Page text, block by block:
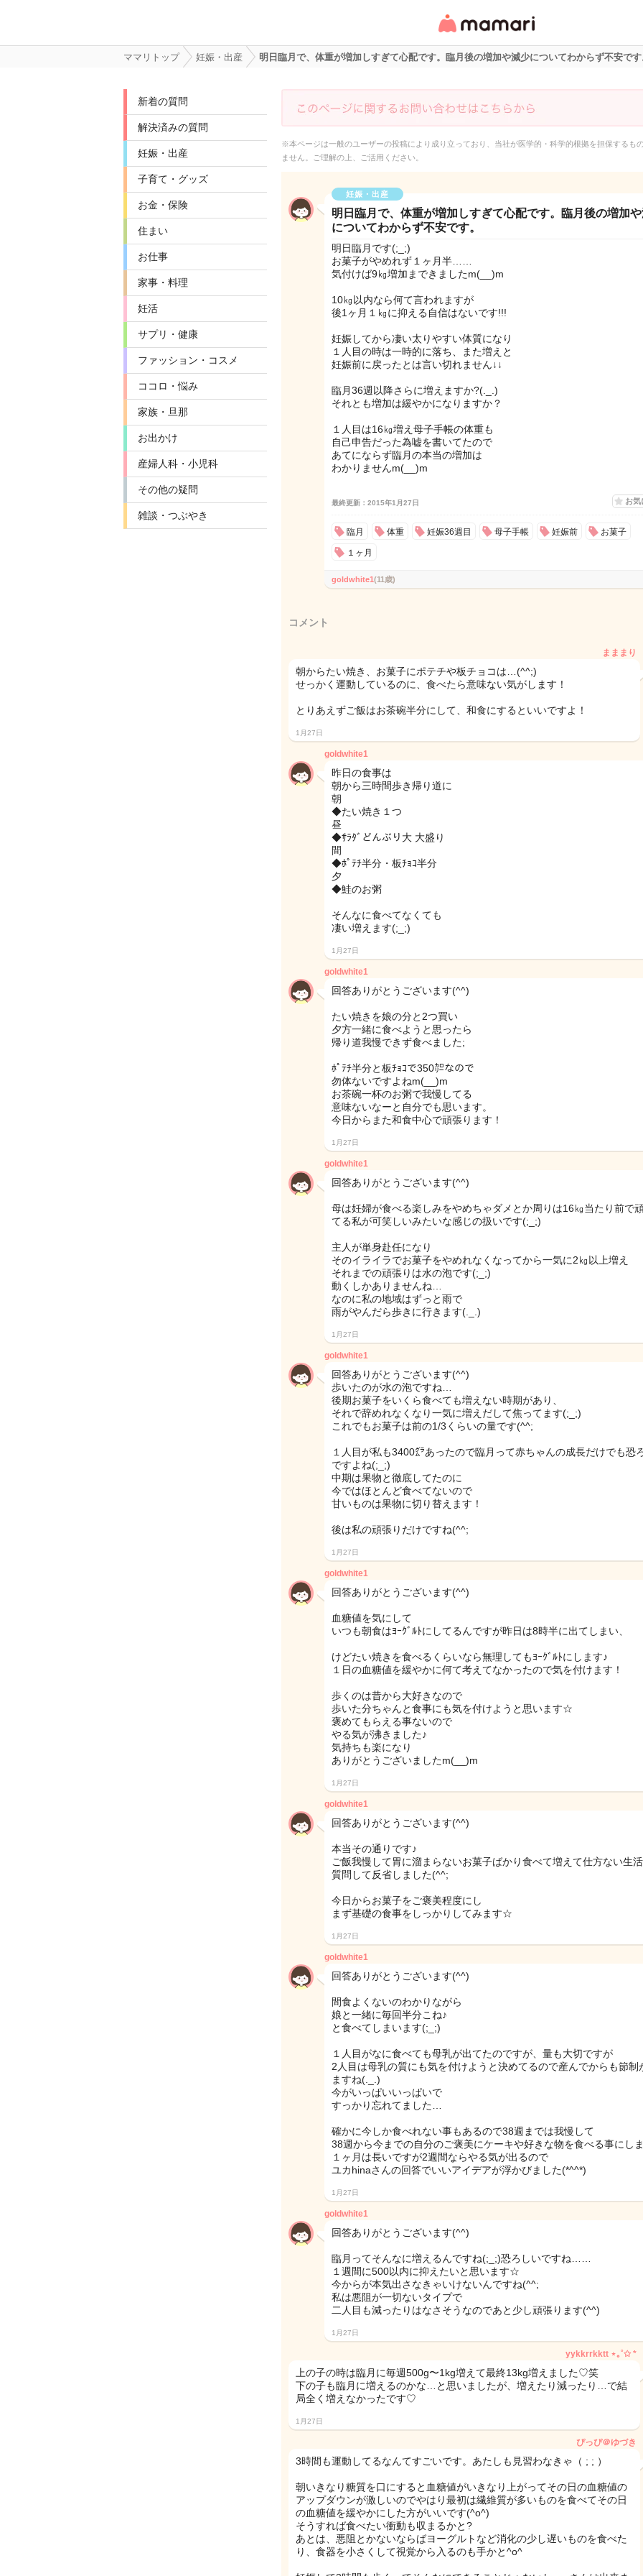
リ・情報サイト
ママリトップ 妊娠・出産 明日臨月で、体重が増加しすぎて心配です。臨月後の増加や減少についてわからず不安で
新着の質問
解決済みの質問
妊娠・出産
子育て・グッズ
お金・保険
住まい
お仕事
家事・料理
妊活
サプリ・健康
ファッション・コスメ
ココロ・悩み
家族・旦那
お出かけ
産婦人科・小児科
その他の疑問
雑談・つぶやき
※本ページは一般のユーザーの投稿により成り立っており、当社が医学的・科学的根拠を担保するも
ません。ご理解の上、ご活用ください。
妊娠・出産
明日臨月で、体重が増加しすぎて心配です。臨月後の増加
についてわからず不安です。
明日臨月です(;_;)
お菓子がやめれず１ヶ月半……
気付けば9㎏増加まできましたm(__)m
10㎏以内なら何て言われますが
後1ヶ月１㎏に抑える自信はないです!!!
妊娠してから凄い太りやすい体質になり
１人目の時は一時的に落ち、また増えと
妊娠前に戻ったとは言い切れません↓↓
臨月36週以降さらに増えますか?(._.)
それとも増加は緩やかになりますか？
１人目は16㎏増え母子手帳の体重も
自己申告だった為嘘を書いてたので
あてにならず臨月の本当の増加は
わかりませんm(__)m
最終更新：2015年1月27日 お気
臨月 体重 妊娠36週目 母子手帳 妊娠前 お菓子
１ヶ月
goldwhite1(11歳)
コメント
まままり
朝からたい焼き、お菓子にポテチや板チョコは…(^^;)
せっかく運動しているのに、食べたら意味ない気がします！
とりあえずご飯はお茶碗半分にして、和食にするといいですよ！
1月27日
goldwhite1
昨日の食事は
朝から三時間歩き帰り道に
朝
◆たい焼き１つ
昼
◆ｻﾗﾀﾞどんぶり大 大盛り
間
◆ﾎﾟﾃﾁ半分・板ﾁｮｺ半分
夕
◆鮭のお粥
そんなに食べてなくても
凄い増えます(;_;)
1月27日
goldwhite1
回答ありがとうございます(^^)
たい焼きを娘の分と2つ買い
夕方一緒に食べようと思ったら
帰り道我慢できず食べました;
ﾎﾟﾃﾁ半分と板ﾁｮｺで350㌍なので
勿体ないですよねm(__)m
お茶碗一杯のお粥で我慢してる
意味ないなーと自分でも思います。
今日からまた和食中心で頑張ります！
1月27日
goldwhite1
回答ありがとうございます(^^)
母は妊婦が食べる楽しみをやめちゃダメとか周りは16㎏当たり前で
てる私が可笑しいみたいな感じの扱いです(;_;)
主人が単身赴任になり
そのイライラでお菓子をやめれなくなってから一気に2㎏以上増え
それまでの頑張りは水の泡です(;_;)
動くしかありませんね…
なのに私の地域はずっと雨で
雨がやんだら歩きに行きます(._.)
1月27日
goldwhite1
回答ありがとうございます(^^)
歩いたのが水の泡ですね…
後期お菓子をいくら食べても増えない時期があり、
それで辞めれなくなり一気に増えだして焦ってます(;_;)
これでもお菓子は前の1/3くらいの量です(^^;
１人目が私も3400㌘あったので臨月って赤ちゃんの成長だけでも恐
ですよね(;_;)
中期は果物と徹底してたのに
今ではほとんど食べてないので
甘いものは果物に切り替えます！
後は私の頑張りだけですね(^^;
1月27日
goldwhite1
回答ありがとうございます(^^)
血糖値を気にして
いつも朝食はﾖｰｸﾞﾙﾄにしてるんですが昨日は8時半に出てしまい、
けどたい焼きを食べるくらいなら無理してもﾖｰｸﾞﾙﾄにします♪
１日の血糖値を緩やかに何て考えてなかったので気を付けます！
歩くのは昔から大好きなので
歩いた分ちゃんと食事にも気を付けようと思います☆
褒めてもらえる事ないので
やる気が沸きました♪
気持ちも楽になり
ありがとうございましたm(__)m
1月27日
goldwhite1
回答ありがとうございます(^^)
本当その通りです♪
ご飯我慢して胃に溜まらないお菓子ばかり食べて増えて仕方ない生
質問して反省しました(^^;
今日からお菓子をご褒美程度にし
まず基礎の食事をしっかりしてみます☆
1月27日
goldwhite1
回答ありがとうございます(^^)
間食よくないのわかりながら
娘と一緒に毎回半分こね♪
と食べてしまいます(;_;)
１人目がなに食べても母乳が出てたのですが、量も大切ですが
2人目は母乳の質にも気を付けようと決めてるので産んでからも節制
ますね(._.)
今がいっぱいいっぱいで
すっかり忘れてました…
確かに今しか食べれない事もあるので38週までは我慢して
38週から今までの自分のご褒美にケーキや好きな物を食べる事にし
１ヶ月は長いですが2週間ならやる気が出るので
ユカhinaさんの回答でいいアイデアが浮かびました(*^^*)
1月27日
goldwhite1
回答ありがとうございます(^^)
臨月ってそんなに増えるんですね(;_;)恐ろしいですね……
１週間に500以内に抑えたいと思います☆
今からが本気出さなきゃいけないんですね(^^;
私は悪阻が一切ないタイプで
二人目も減ったりはなさそうなのであと少し頑張ります(^^)
1月27日
yykkrrkktt‎ ⋆｡˚✩ *
上の子の時は臨月に毎週500g〜1kg増えて最終13kg増えました♡笑
下の子も臨月に増えるのかな…と思いましたが、増えたり減ったり…で結
局全く増えなかったです♡
1月27日
ぴっぴ＠ゆづき
3時間も運動してるなんてすごいです。あたしも見習わなきゃ（ ; ; ）
朝いきなり糖質を口にすると血糖値がいきなり上がってその日の血糖値の
アップダウンが激しいのでやはり最初は繊維質が多いものを食べてその日
の血糖値を緩やかにした方がいいです(^o^)
そうすれば食べたい衝動も収まるかと?
あとは、悪阻とかないならばヨーグルトなど消化の少し遅いものを食べた
り、食器を小さくして視覚から入るのも手かと^o^